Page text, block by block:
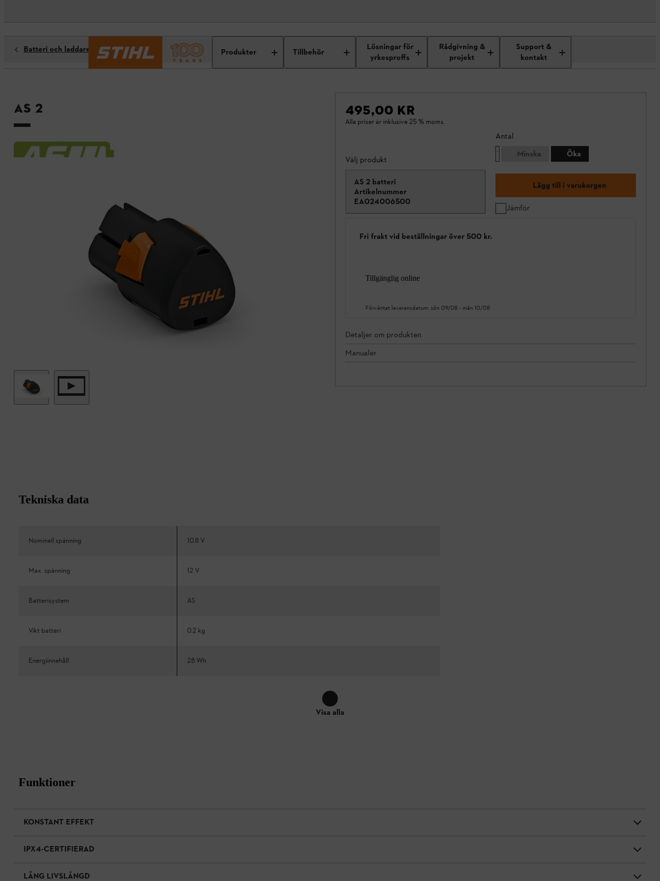
Produkter Tillbehör
Lösningar för
yrkesproffs
Rådgivning &
projekt
Support &
kontakt
Batteri och laddare
AS 2 495,00 KR
Alla priser är inklusive 25 % moms.
Välj produkt
AS 2 batteri
Artikelnummer
EA024006500
Antal
Minska
Öka
Lägg till i varukorgen
Jämför
Fri frakt vid beställningar över 500 kr.
Tillgänglig online
Förväntat leveransdatum: sön 09/08 - mån 10/08
Detaljer om produkten
Manualer
Tekniska data
Nominell spänning 10.8 V
Max. spänning 12 V
Batterisystem AS
Vikt batteri 0.2 kg
Energiinnehåll 28 Wh
Visa alla
Funktioner
KONSTANT EFFEKT
IPX4-CERTIFIERAD
LÅNG LIVSLÂNGD